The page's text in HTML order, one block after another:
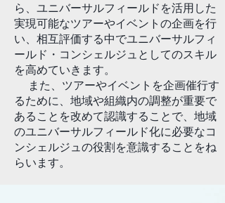
ら、ユニバーサルフィールドを活用した
実現可能なツアーやイベントの企画を行
い、相互評価する中でユニバーサルフィ
ールド・コンシェルジュとしてのスキル
を高めていきます。
また、ツアーやイベントを企画催行す
るために、地域や組織内の調整が重要で
あることを改めて認識することで、地域
のユニバーサルフィールド化に必要なコ
ンシェルジュの役割を意識することをね
らいます。